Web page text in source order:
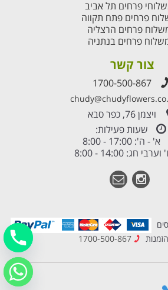
פרחים תל אביב
פרחים פתח תקווה
פרחים הרצליה
פרחים בנתניה
צור קשר
1700-500-867
ויצמן 76, כפר סבא
שעות פעילות:
א' - ה': 17:00 - 8:00
ו' וערבי חג: 14:00 - 8:00